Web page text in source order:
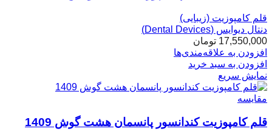
قلم کامپوزیت (زیبایی)
دنتال دیوایس (Dental Devices)
17,550,000 تومان
افزودن به علاقه‌مندی‌ها
افزودن به سبد خرید
نمایش سریع
مقایسه
قلم کامپوزیت کندانسور پانسمان هشت گوش 1409